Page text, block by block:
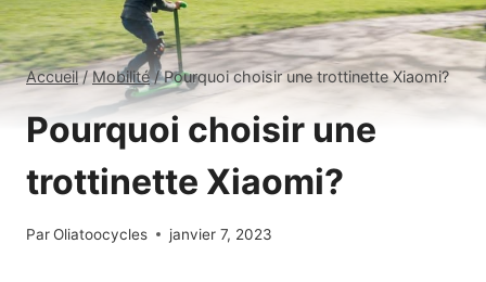
Accueil / Mobilité / Pourquoi choisir une trottinette Xiaomi?
Pourquoi choisir une
trottinette Xiaomi?
ParOliatoocycles janvier 7, 2023